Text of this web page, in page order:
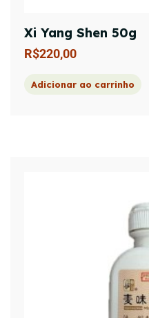
Xi Yang Shen 50g
R$220,00
Adicionar ao carrinho